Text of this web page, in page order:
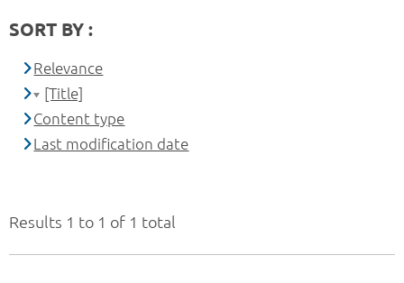
Results 1 to 1 of 1 total
SORT BY :
Relevance
[Title]
Content type
Last modification date